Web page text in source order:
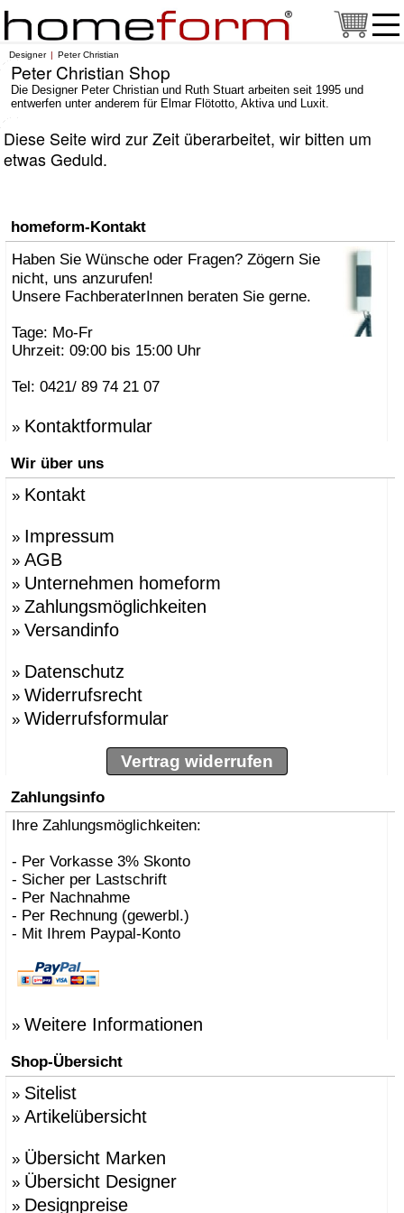
Designer Peter Christian
Peter Christian Shop
Die Designer Peter Christian und Ruth Stuart arbeiten seit 1995 und
entwerfen unter anderem für Elmar Flötotto, Aktiva und Luxit.
Diese Seite wird zur Zeit überarbeitet, wir bitten um
etwas Geduld.
homeform-Kontakt
Haben Sie Wünsche oder Fragen? Zögern Sie
nicht, uns anzurufen!
Unsere FachberaterInnen beraten Sie gerne.
Tage: Mo-Fr
Uhrzeit: 09:00 bis 15:00 Uhr
Tel: 0421/ 89 74 21 07
» Kontaktformular
Wir über uns
» Kontakt
» Impressum
» AGB
» Unternehmen homeform
» Zahlungsmöglichkeiten
» Versandinfo
» Datenschutz
» Widerrufsrecht
» Widerrufsformular
Vertrag widerrufen
Zahlungsinfo
Ihre Zahlungsmöglichkeiten:
- Per Vorkasse 3% Skonto
- Sicher per Lastschrift
- Per Nachnahme
- Per Rechnung (gewerbl.)
- Mit Ihrem Paypal-Konto
» Weitere Informationen
Shop-Übersicht
» Sitelist
» Artikelübersicht
» Übersicht Marken
» Übersicht Designer
» Designpreise